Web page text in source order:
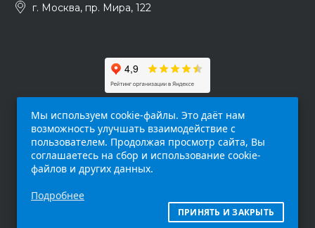
г. Москва, пр. Мира, 122
интернет-сайт (
исключительно информационный характер и
Мы используем cookie-файлы. Это даёт нам
возможность улучшать взаимодействие с
пользователем. Продолжая просмотр сайта, Вы
соглашаетесь на сбор и использование cookie-
файлов и других данных.
Подробнее
ПРИНЯТЬ И ЗАКРЫТЬ